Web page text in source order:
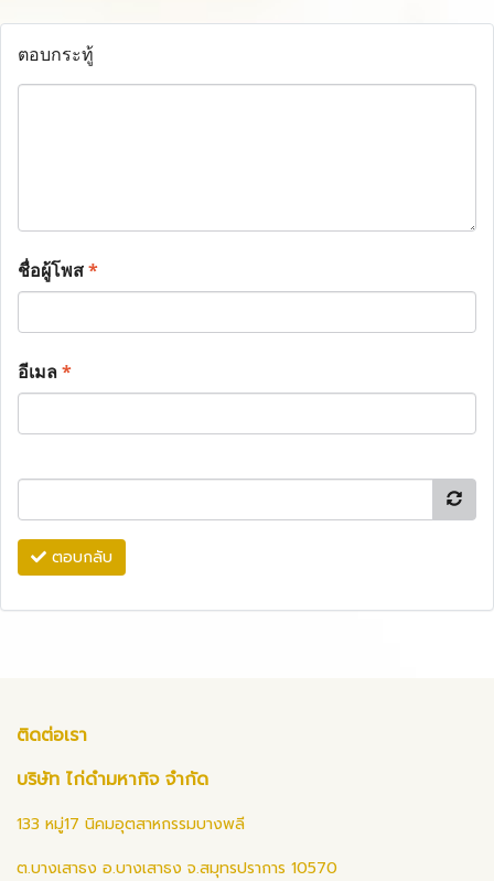
ตอบกระทู้
ชื่อผู้โพส*
อีเมล*
ตอบกลับ
ติดต่อเรา
บริษัท ไก่ดำมหากิจ จำกัด
133 หมู่17 นิคมอุตสาหกรรมบางพลี
ต.บางเสาธง อ.บางเสาธง จ.สมุทรปราการ 10570